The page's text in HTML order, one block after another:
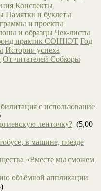
Конспекты
Памятки и буклеты
и проекты
и образцы Чек-листы
практик СОННЭТ Год
Истории успеха
От читателей Собкоры
с использование
ленточку? (5,00
в машине, поезде
«Вместе мы сможем
объёмной аппликации